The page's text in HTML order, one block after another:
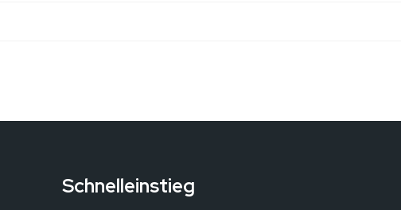
Schnelleinstieg